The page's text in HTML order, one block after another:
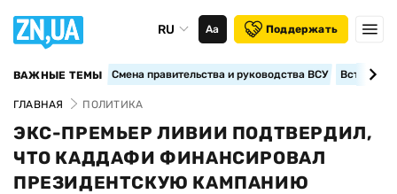
RU Аа Поддержать
ВАЖНЫЕ ТЕМЫ Смена правительства и руководства ВСУ
ГЛАВНАЯ ПОЛИТИКА
ЭКС-ПРЕМЬЕР ЛИВИИ ПОДТВЕРДИЛ,
ЧТО КАДДАФИ ФИНАНСИРОВАЛ
ПРЕЗИДЕНТСКУЮ КАМПАНИЮ